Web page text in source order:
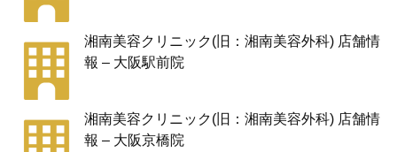
湘南美容クリニック(旧：湘南美容外科) 店舗情
報 – 大阪駅前院
湘南美容クリニック(旧：湘南美容外科) 店舗情
報 – 大阪京橋院